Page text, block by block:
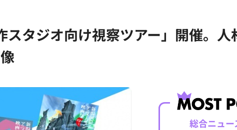
タジオ向け視察ツアー」開催。人
総合ニュ